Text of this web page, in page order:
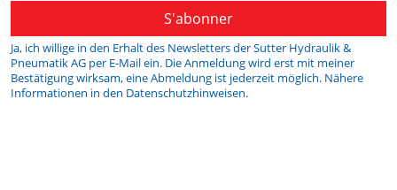
S'abonner
Ja, ich willige in den Erhalt des Newsletters der Sutter Hydraulik &
Pneumatik AG per E-Mail ein. Die Anmeldung wird erst mit meiner
Bestätigung wirksam, eine Abmeldung ist jederzeit möglich. Nähere
Informationen in den Datenschutzhinweisen.